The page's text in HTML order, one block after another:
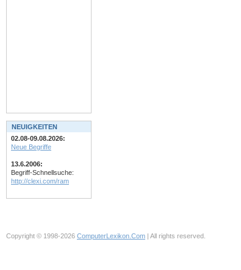
NEUIGKEITEN
02.08-09.08.2026:
Neue Begriffe
13.6.2006:
Begriff-Schnellsuche:
http://clexi.com/ram
Copyright © 1998-2026 ComputerLexikon.Com | All rights reserved.